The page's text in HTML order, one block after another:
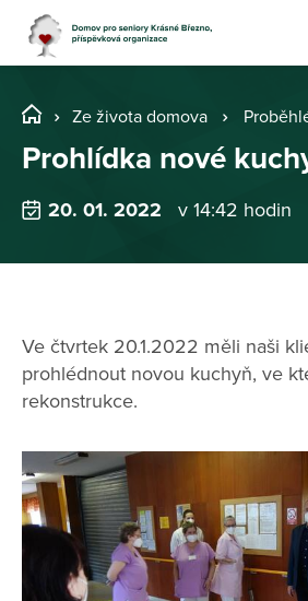
Ze života domova
Prohlídka nové
20. 01. 2022 v 14:42 hodin
Ve čtvrtek 20.1.2022 měli naši
prohlédnout novou kuchyň, ve
rekonstrukce.